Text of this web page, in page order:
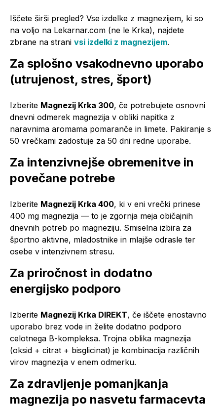
Iščete širši pregled? Vse izdelke z magnezijem, ki so
na voljo na Lekarnar.com (ne le Krka), najdete
zbrane na strani vsi izdelki z magnezijem.
Za splošno vsakodnevno uporabo
(utrujenost, stres, šport)
Izberite Magnezij Krka 300, če potrebujete osnovni
dnevni odmerek magnezija v obliki napitka z
naravnima aromama pomaranče in limete. Pakiranje s
50 vrečkami zadostuje za 50 dni redne uporabe.
Za intenzivnejše obremenitve in
povečane potrebe
Izberite Magnezij Krka 400, ki v eni vrečki prinese
400 mg magnezija — to je zgornja meja običajnih
dnevnih potreb po magneziju. Smiselna izbira za
športno aktivne, mladostnike in mlajše odrasle ter
osebe v intenzivnem stresu.
Za priročnost in dodatno
energijsko podporo
Izberite Magnezij Krka DIREKT, če iščete enostavno
uporabo brez vode in želite dodatno podporo
celotnega B-kompleksa. Trojna oblika magnezija
(oksid + citrat + bisglicinat) je kombinacija različnih
virov magnezija v enem odmerku.
Za zdravljenje pomanjkanja
magnezija po nasvetu farmacevta